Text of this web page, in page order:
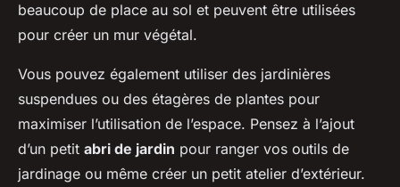
beaucoup de place au sol et peuvent être utilisées
pour créer un mur végétal.
Vous pouvez également utiliser des jardinières
suspendues ou des étagères de plantes pour
maximiser l’utilisation de l’espace. Pensez à l’ajout
d’un petit abri de jardin pour ranger vos outils de
jardinage ou même créer un petit atelier d’extérieur.